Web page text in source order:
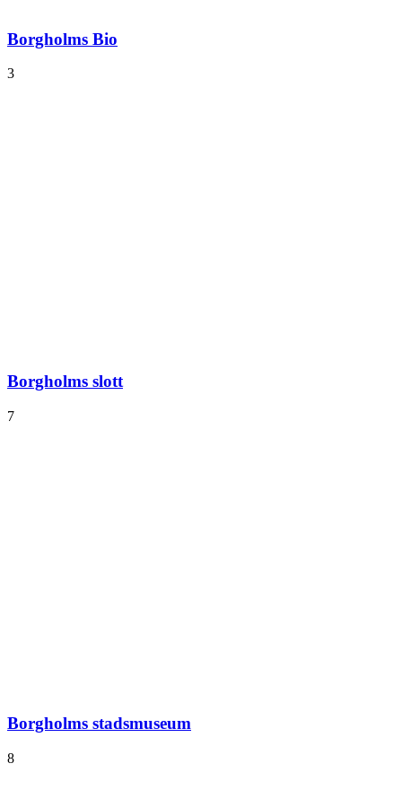
Borgholms Bio
3
Borgholms slott
7
Borgholms stadsmuseum
8